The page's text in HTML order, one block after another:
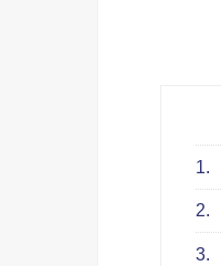
1.
2.
3.